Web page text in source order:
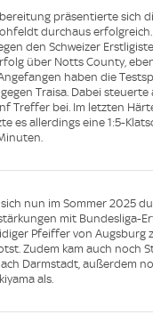
präsentierte sich
durchaus erfolgreich.
den Schweizer
über Notts County,
haben die
Traisa. Dabei steuerte
Treffer bei. Im letzten
es allerdings eine 1:5-
nun im Sommer 2025
mit Bundesliga-
Pfeiffer von Augsburg
Zudem kam auch noch
Darmstadt, außerdem
als.